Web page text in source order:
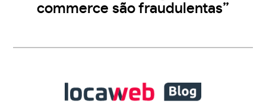
commerce são fraudulentas”